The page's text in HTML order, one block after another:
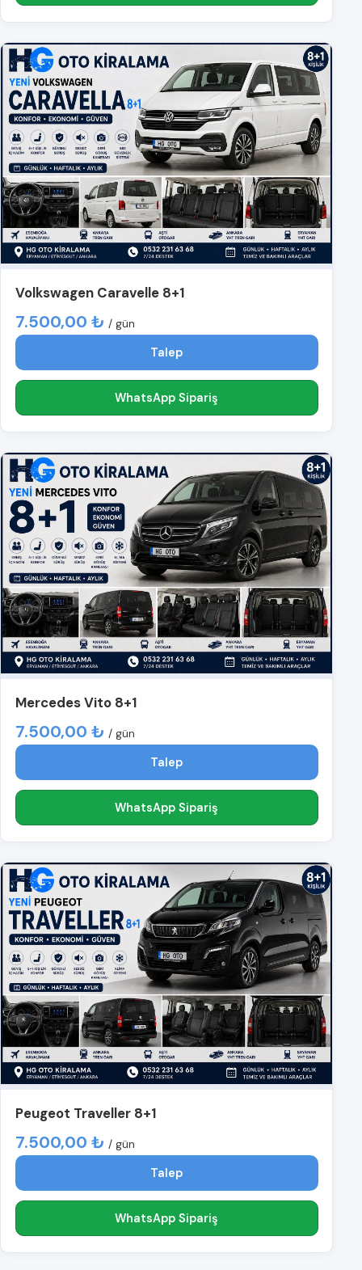
Volkswagen Caravelle 8+1
7.500,00 ₺ / gün
Talep
WhatsApp Sipariş
Mercedes Vito 8+1
7.500,00 ₺ / gün
Talep
WhatsApp Sipariş
Peugeot Traveller 8+1
7.500,00 ₺ / gün
Talep
WhatsApp Sipariş